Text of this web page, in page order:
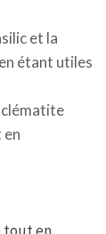
et la
étant utiles
clématite
tout en